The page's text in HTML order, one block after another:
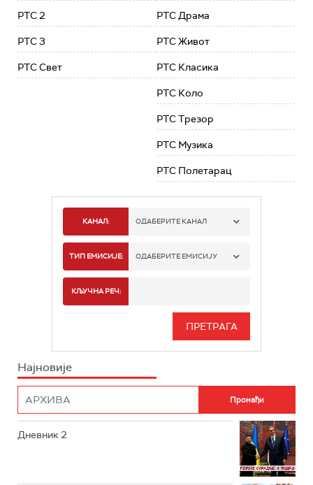
РТС 2
РТС 3
РТС Свет
РТС Драма
РТС Живот
РТС Класика
РТС Коло
РТС Трезор
РТС Музика
РТС Полетарац
КАНАЛ: ОДАБЕРИТЕ КАНАЛ
РТС 1
РТС 3
ТИП ЕМИСИЈЕ: ОДАБЕРИТЕ ЕМИСИЈУ
ИНФО
КЉУЧНА РЕЧ:
Најновије
Дневник 2